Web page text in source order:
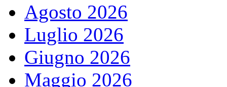
Agosto 2026
Luglio 2026
Giugno 2026
Maggio 2026